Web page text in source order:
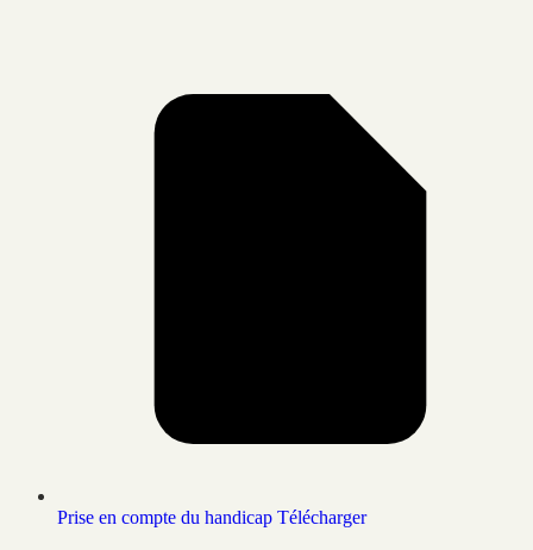
Prise en compte du handicap Télécharger